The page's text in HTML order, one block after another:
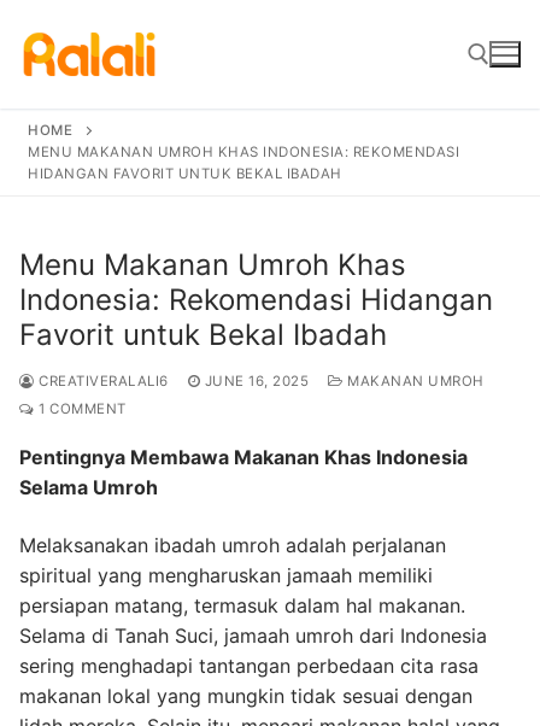
content
Search for:
HOME
MENU MAKANAN UMROH KHAS INDONESIA: REKOMENDASI
HIDANGAN FAVORIT UNTUK BEKAL IBADAH
Menu Makanan Umroh Khas
Indonesia: Rekomendasi Hidangan
Favorit untuk Bekal Ibadah
CREATIVERALALI6 JUNE 16, 2025
MAKANAN UMROH
1 COMMENT
Pentingnya Membawa Makanan Khas Indonesia
Selama Umroh
Melaksanakan ibadah umroh adalah perjalanan
spiritual yang mengharuskan jamaah memiliki
persiapan matang, termasuk dalam hal makanan.
Selama di Tanah Suci, jamaah umroh dari Indonesia
sering menghadapi tantangan perbedaan cita rasa
makanan lokal yang mungkin tidak sesuai dengan